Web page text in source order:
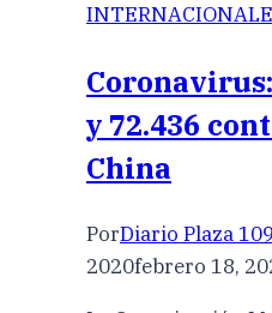
y 72.436
China
PorDiario Plaza 109
2020febrero 18,